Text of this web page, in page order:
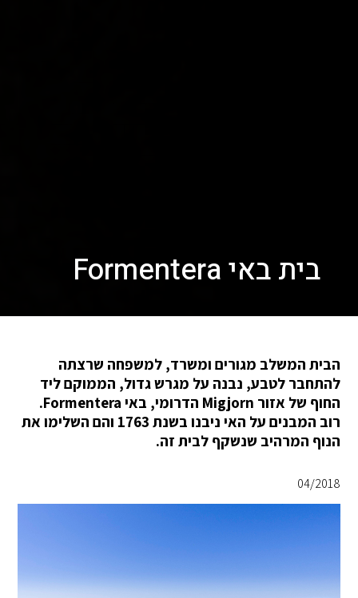
בית באי Formentera
הבית המשלב מגורים ומשרד, למשפחה שרצתה
להתחבר לטבע, נבנה על מגרש גדול, הממוקם ליד
החוף של אזור Migjorn הדרומי, באי Formentera.
רוב המבנים על האי ניבנו בשנת 1763 והם השלימו את
הנוף המרהיב שנשקף לבית זה.
04/2018